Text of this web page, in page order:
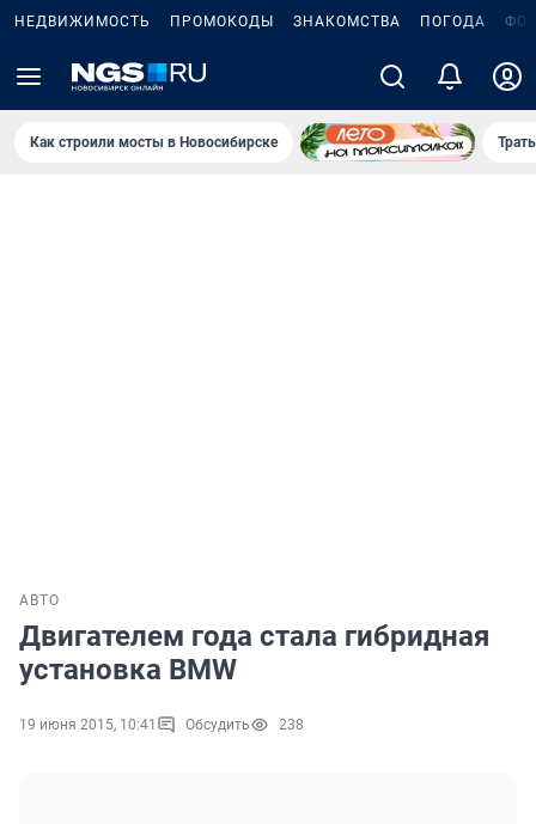
НЕДВИЖИМОСТЬ ПРОМОКОДЫ ЗНАКОМСТВА ПОГОДА
Как строили мосты в Новосибирске
АВТО
Двигателем года стала гибридная
установка BMW
19 июня 2015, 10:41 Обсудить 238